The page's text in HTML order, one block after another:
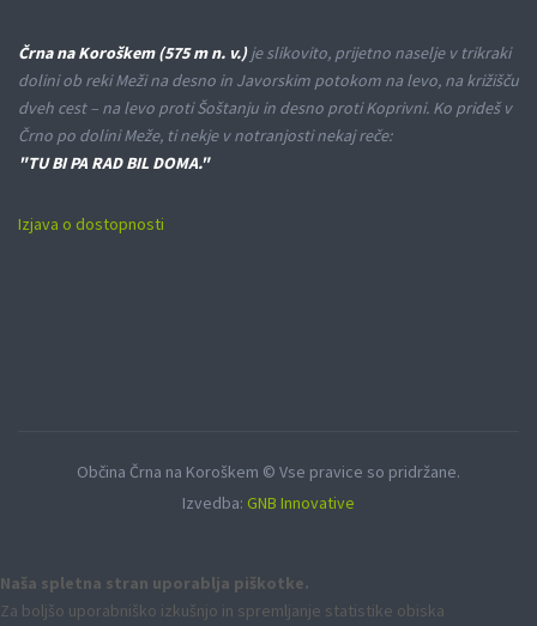
Črna na Koroškem (575 m n. v.)je slikovito, prijetno naselje v trikraki
dolini ob reki Meži na desno in Javorskim potokom na levo, na križišču
dveh cest – na levo proti Šoštanju in desno proti Koprivni. Ko prideš v
Črno po dolini Meže, ti nekje v notranjosti nekaj reče:
"TU BI PA RAD BIL DOMA."
Izjava o dostopnosti
Občina Črna na Koroškem © Vse pravice so pridržane.
Izvedba: GNB Innovative
Naša spletna stran uporablja piškotke.
Za boljšo uporabniško izkušnjo in spremljanje statistike obiska